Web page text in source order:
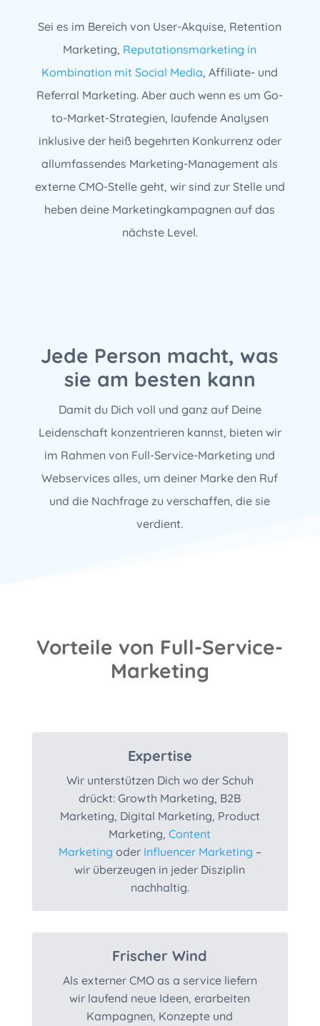
Sei es im Bereich von User-Akquise, Retention
Marketing, Reputationsmarketing in
Kombination mit Social Media, Affiliate- und
Referral Marketing. Aber auch wenn es um Go-
to-Market-Strategien, laufende Analysen
inklusive der heiß begehrten Konkurrenz oder
allumfassendes Marketing-Management als
externe CMO-Stelle geht, wir sind zur Stelle und
heben deine Marketingkampagnen auf das
nächste Level.
Jede Person macht, was
sie am besten kann
Damit du Dich voll und ganz auf Deine
Leidenschaft konzentrieren kannst, bieten wir
im Rahmen von Full-Service-Marketing und
Webservices alles, um deiner Marke den Ruf
und die Nachfrage zu verschaffen, die sie
verdient.
Vorteile von Full-Service-
Marketing
Expertise
Wir unterstützen Dich wo der Schuh
drückt: Growth Marketing, B2B
Marketing, Digital Marketing, Product
Marketing, Content
Marketing oder Influencer Marketing –
wir überzeugen in jeder Disziplin
nachhaltig.
Frischer Wind
Als externer CMO as a service liefern
wir laufend neue Ideen, erarbeiten
Kampagnen, Konzepte und